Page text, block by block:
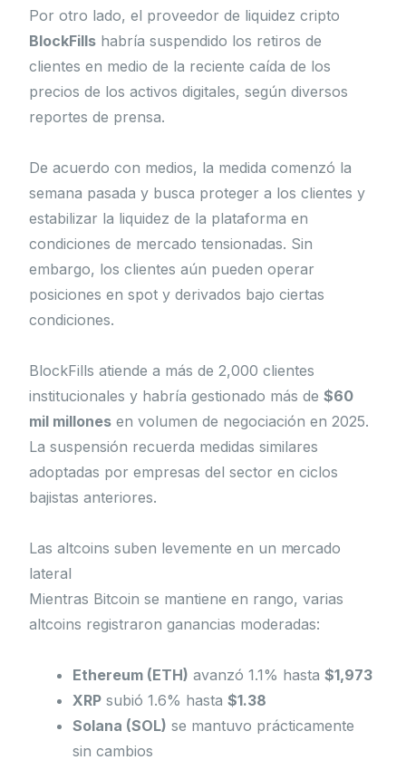
Por otro lado, el proveedor de liquidez cripto
BlockFills habría suspendido los retiros de
clientes en medio de la reciente caída de los
precios de los activos digitales, según diversos
reportes de prensa.
De acuerdo con medios, la medida comenzó la
semana pasada y busca proteger a los clientes y
estabilizar la liquidez de la plataforma en
condiciones de mercado tensionadas. Sin
embargo, los clientes aún pueden operar
posiciones en spot y derivados bajo ciertas
condiciones.
BlockFills atiende a más de 2,000 clientes
institucionales y habría gestionado más de$60
mil millones en volumen de negociación en 2025.
La suspensión recuerda medidas similares
adoptadas por empresas del sector en ciclos
bajistas anteriores.
Las altcoins suben levemente en un mercado
lateral
Mientras Bitcoin se mantiene en rango, varias
altcoins registraron ganancias moderadas:
Ethereum (ETH) avanzó 1.1% hasta$1,973
XRP subió 1.6% hasta$1.38
Solana (SOL) se mantuvo prácticamente
sin cambios